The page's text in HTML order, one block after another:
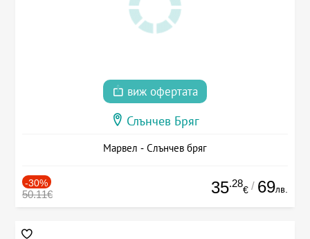
виж офертата
Слънчев Бряг
Марвел - Слънчев бряг
-30%
50.11€ 35.28
€ / 69лв.